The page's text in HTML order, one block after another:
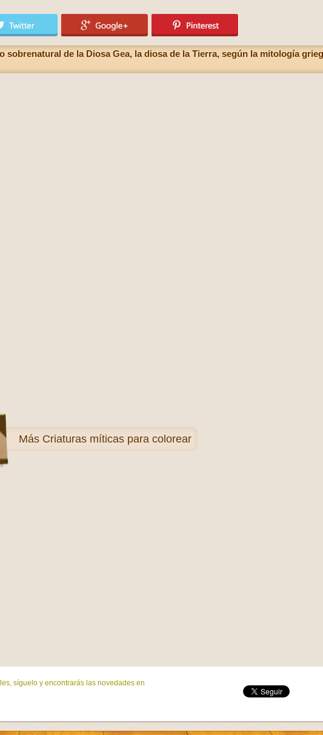
de la Diosa Gea, la diosa de la Tierra, según la mitología
Más Criaturas míticas para colorear
síguelo y encontrarás las novedades en